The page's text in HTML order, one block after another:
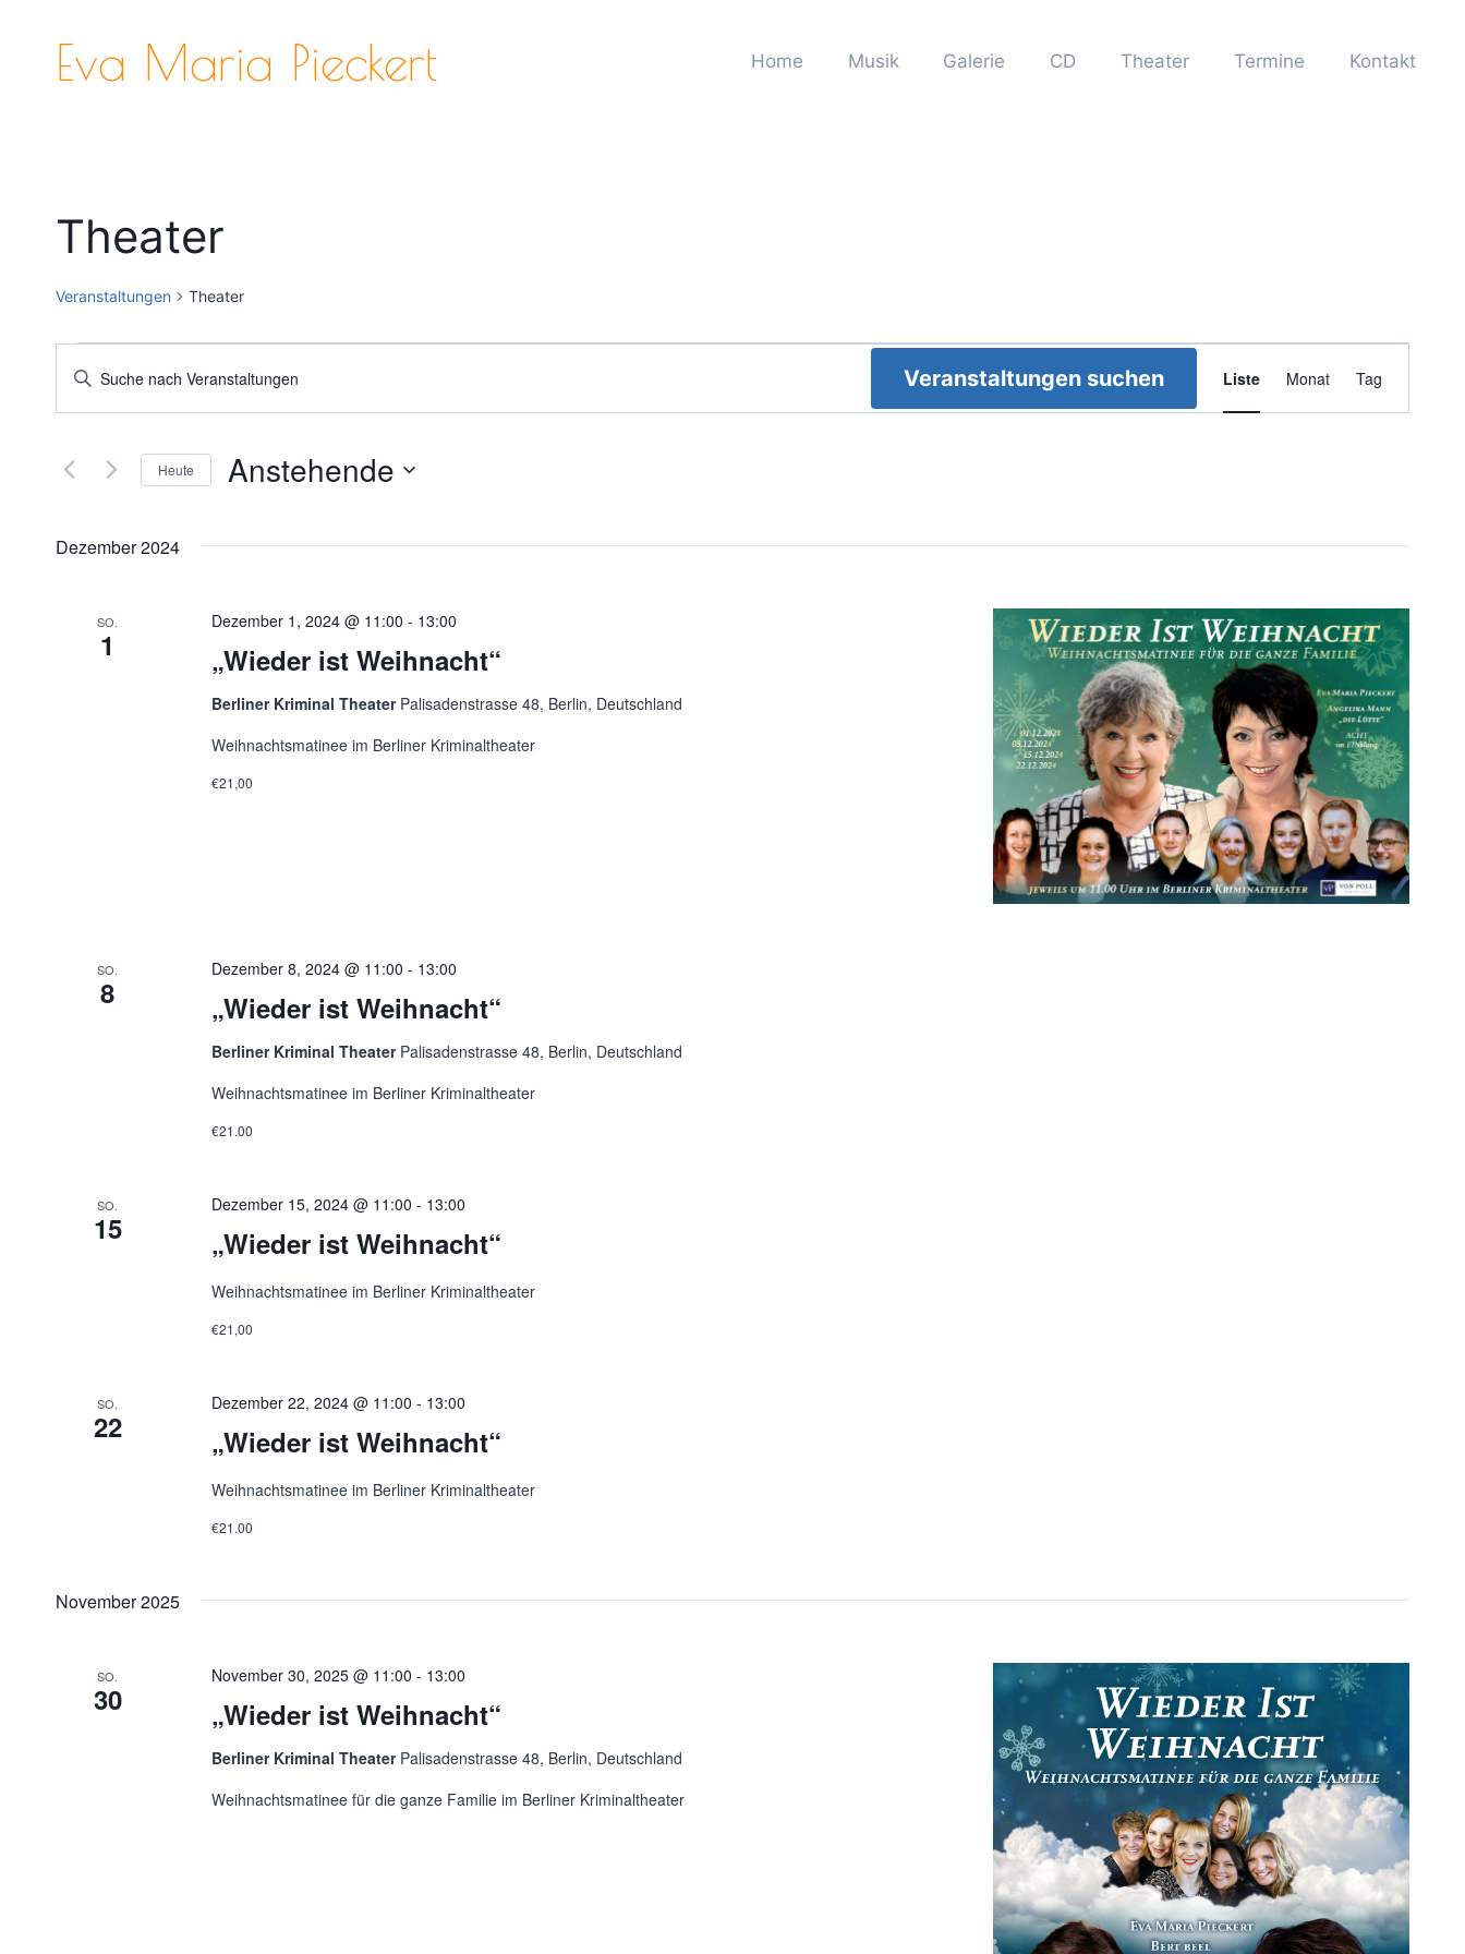
springenEva Maria Pieckert Home Musik Galerie CD Theater Termine Kontakt
Theater
Veranstaltungen Theater
Veranstaltungen
Veranstaltungen
Suche
und
Navigation
Bitte
Suche
Schlüsselwort.
Veranstaltungen suchen Liste Monat Tag
Heute Anstehende
Dezember 2024
SO.
1 „Wieder ist Weihnacht“
Dezember 1, 2024 @ 11:00 - 13:00
Berliner Kriminal Theater Palisadenstrasse 48, Berlin, Deutschland
Weihnachtsmatinee im Berliner Kriminaltheater
€21,00
SO.
8 „Wieder ist Weihnacht“
Dezember 8, 2024 @ 11:00 - 13:00
Berliner Kriminal Theater Palisadenstrasse 48, Berlin, Deutschland
Weihnachtsmatinee im Berliner Kriminaltheater
€21.00
SO.
15 „Wieder ist Weihnacht“
Dezember 15, 2024 @ 11:00 - 13:00
Weihnachtsmatinee im Berliner Kriminaltheater
€21,00
SO.
22 „Wieder ist Weihnacht“
Dezember 22, 2024 @ 11:00 - 13:00
Weihnachtsmatinee im Berliner Kriminaltheater
€21.00
November 2025
SO.
30 „Wieder ist Weihnacht“
November 30, 2025 @ 11:00 - 13:00
Berliner Kriminal Theater Palisadenstrasse 48, Berlin, Deutschland
Weihnachtsmatinee für die ganze Familie im Berliner Kriminaltheater